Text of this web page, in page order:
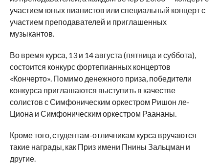
участием юных пианистов или специальный концерт с
участием преподавателей и приглашенных
музыкантов.
Во время курса, 13 и 14 августа (пятница и суббота),
состоится конкурс фортепианных концертов
«Кончерто». Помимо денежного приза, победители
конкурса приглашаются выступить в качестве
солистов с Симфоническим оркестром Ришон ле-
Циона и Симфоническим оркестром Раананы.
Кроме того, студентам-отличникам курса вручаются
такие награды, как Приз имени Пнины Зальцман и
другие.